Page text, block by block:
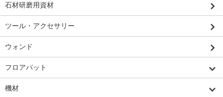
石材研磨用資材
ツール・アクセサリー
ウォンド
フロアパット
機材